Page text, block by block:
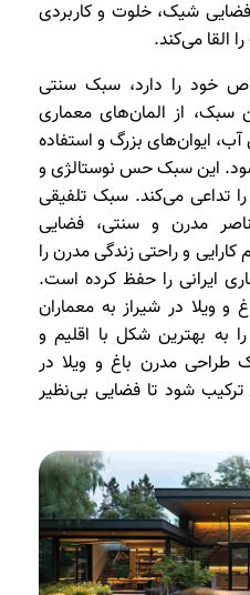
شیک، خلوت و کاربردی
می‌کند.
خود را دارد، سبک سنتی
سبک، از المان‌های معماری
ایوان‌های بزرگ و استفاده
این سبک حس نوستالژی و
تداعی می‌کند. سبک تلفیقی
مدرن و سنتی، فضایی
و راحتی زندگی مدرن را
ایرانی را حفظ کرده است.
ویلا در شیراز به معماران
به بهترین شکل با اقلیم و
مدرن باغ و ویلا در
ترکیب شود تا فضایی بی‌نظیر